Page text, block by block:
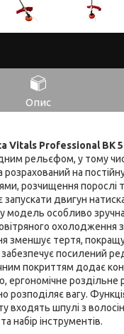
Опис
Vitals Professional BK
рельєфом, у тому
розрахований на
розчищення порослі
запускати двигун
модель особливо зручна
охолодження
зменшує тертя,
посилений
покриттям додає
ергономічне роздільне
розподіляє вагу.
входять шпулі з
набір інструментів.